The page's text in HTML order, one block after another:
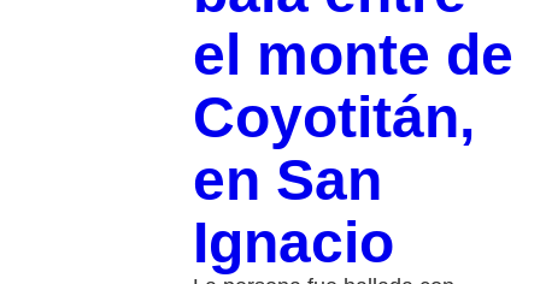
el monte de
Coyotitán,
en San
Ignacio